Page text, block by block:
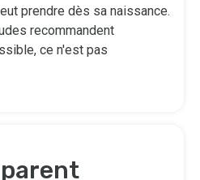
prendre dès sa naissance.
recommandent
ce n'est pas